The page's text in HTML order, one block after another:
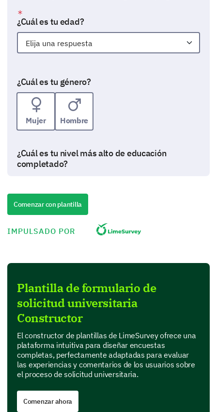
¿Cuál es tu edad?
¿Cuál es tu género?
Mujer Hombre
¿Cuál es tu nivel más alto de educación
completado?
Título de nivel técnico
Doctorado
Otro
Tu Experiencia con la Solicitud
Queremos entender tu experiencia con nuestro
proceso de solicitud. Tu retroalimentación detallada
es crucial para nosotros.
¿Cómo calificarías la claridad de las
Comenzar con plantilla
IMPULSADO POR
Plantilla de formulario de
solicitud universitaria
Constructor
El constructor de plantillas de LimeSurvey ofrece una
plataforma intuitiva para diseñar encuestas
completas, perfectamente adaptadas para evaluar
las experiencias y comentarios de los usuarios sobre
el proceso de solicitud universitaria.
Comenzar ahora